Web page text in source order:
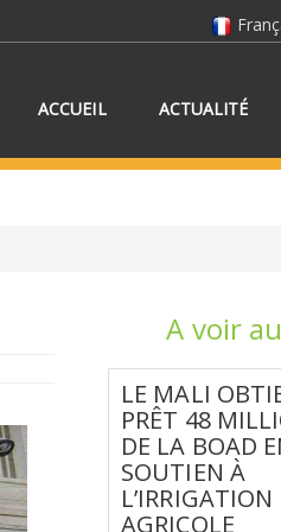
ACCUEIL ACTUALITÉ
UN/DES PAYS
A voir
LE MALI
PRÊT 48
DE LA BOAD
SOUTIEN À
L’IRRIGATION
AGRICOLE